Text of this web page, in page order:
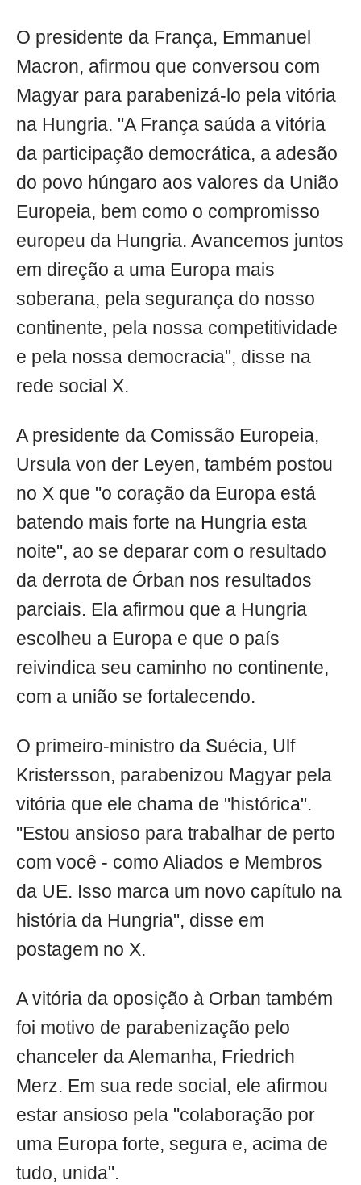
O presidente da França, Emmanuel
Macron, afirmou que conversou com
Magyar para parabenizá-lo pela vitória
na Hungria. "A França saúda a vitória
da participação democrática, a adesão
do povo húngaro aos valores da União
Europeia, bem como o compromisso
europeu da Hungria. Avancemos juntos
em direção a uma Europa mais
soberana, pela segurança do nosso
continente, pela nossa competitividade
e pela nossa democracia", disse na
rede social X.
A presidente da Comissão Europeia,
Ursula von der Leyen, também postou
no X que "o coração da Europa está
batendo mais forte na Hungria esta
noite", ao se deparar com o resultado
da derrota de Órban nos resultados
parciais. Ela afirmou que a Hungria
escolheu a Europa e que o país
reivindica seu caminho no continente,
com a união se fortalecendo.
O primeiro-ministro da Suécia, Ulf
Kristersson, parabenizou Magyar pela
vitória que ele chama de "histórica".
"Estou ansioso para trabalhar de perto
com você - como Aliados e Membros
da UE. Isso marca um novo capítulo na
história da Hungria", disse em
postagem no X.
A vitória da oposição à Orban também
foi motivo de parabenização pelo
chanceler da Alemanha, Friedrich
Merz. Em sua rede social, ele afirmou
estar ansioso pela "colaboração por
uma Europa forte, segura e, acima de
tudo, unida".